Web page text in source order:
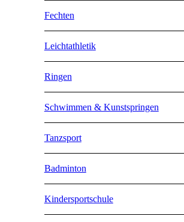
Fechten
Leichtathletik
Ringen
Schwimmen & Kunstspringen
Tanzsport
Badminton
Kindersportschule